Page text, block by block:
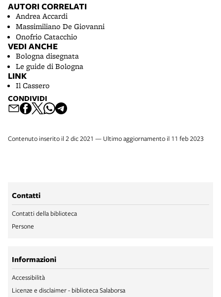
AUTORI CORRELATI
Andrea Accardi
Massimiliano De Giovanni
Onofrio Catacchio
VEDI ANCHE
Bologna disegnata
Le guide di Bologna
LINK
Il Cassero
CONDIVIDI
Contenuto inserito il 2 dic 2021 — Ultimo aggiornamento il 11 feb 2023
Contatti
Contatti della biblioteca
Persone
Informazioni
Accessibilità
Licenze e disclaimer - biblioteca Salaborsa